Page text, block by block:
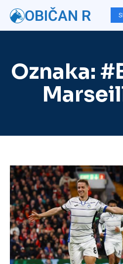
OBIČAN R
Oznaka: